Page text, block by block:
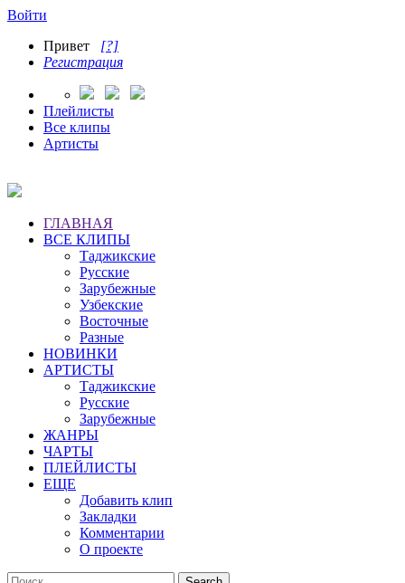
Войти
Привет [?]
Регистрация
Плейлисты
Все клипы
Артисты
ГЛАВНАЯ
ВСЕ КЛИПЫ
Таджикские
Русские
Зарубежные
Узбекские
Восточные
Разные
НОВИНКИ
АРТИСТЫ
Таджикские
Русские
Зарубежные
ЖАНРЫ
ЧАРТЫ
ПЛЕЙЛИСТЫ
ЕЩЕ
Добавить клип
Закладки
Комментарии
О проекте